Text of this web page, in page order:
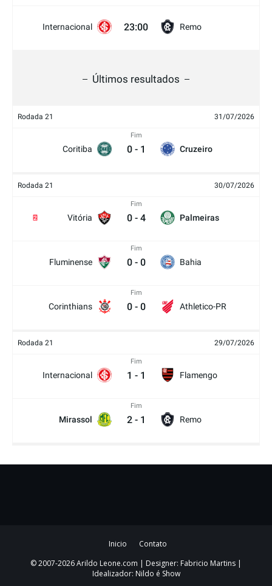
Internacional 23:00 Remo
Últimos resultados
Rodada 21 31/07/2026
Coritiba
Fim
0 - 1 Cruzeiro
Rodada 21 30/07/2026
Vitória
2
Fim
0 - 4 Palmeiras
Fluminense
Fim
0 - 0 Bahia
Corinthians
Fim
0 - 0 Athletico-PR
Rodada 21 29/07/2026
Internacional
Fim
1 - 1 Flamengo
Mirassol
Fim
2 - 1 Remo
Inicio
Contato
© 2007-2026 Arildo Leone.com | Designer: Fabricio Martins |
Idealizador: Nildo é Show